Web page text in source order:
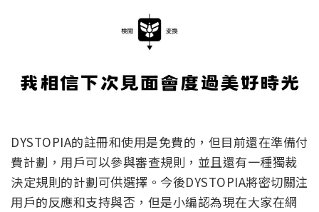
DYSTOPIA的註冊和使用是免費的，但目前還在準備付
費計劃，用戶可以參與審查規則，並且還有一種獨裁
決定規則的計劃可供選擇。今後DYSTOPIA將密切關注
用戶的反應和支持與否，但是小編認為現在大家在網